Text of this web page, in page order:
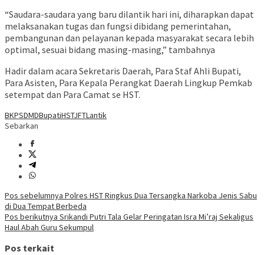
“Saudara-saudara yang baru dilantik hari ini, diharapkan dapat
melaksanakan tugas dan fungsi dibidang pemerintahan,
pembangunan dan pelayanan kepada masyarakat secara lebih
optimal, sesuai bidang masing-masing,” tambahnya
Hadir dalam acara Sekretaris Daerah, Para Staf Ahli Bupati,
Para Asisten, Para Kepala Perangkat Daerah Lingkup Pemkab
setempat dan Para Camat se HST.
BKPSDMDBupatiHSTJFTLantik
Sebarkan
Navigasi
pos
Pos sebelumnya Polres HST Ringkus Dua Tersangka Narkoba Jenis Sabu
di Dua Tempat Berbeda
Pos berikutnya Srikandi Putri Tala Gelar Peringatan Isra Mi’raj Sekaligus
Haul Abah Guru Sekumpul
Pos terkait